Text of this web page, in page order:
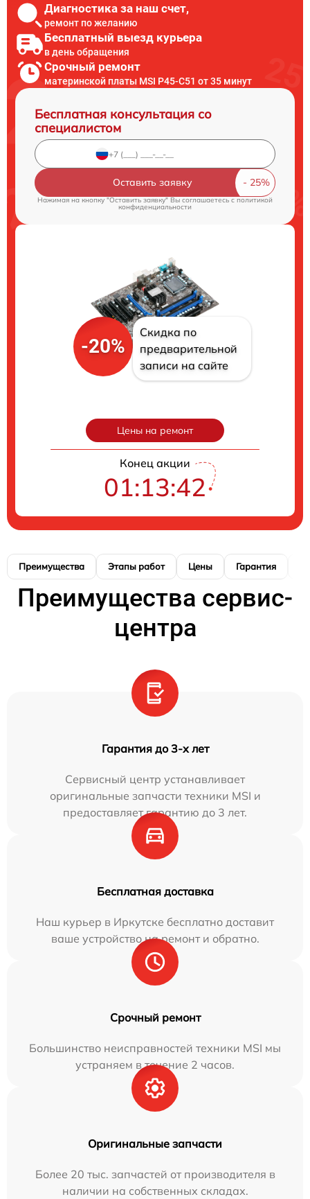
Диагностика за наш счет,
ремонт по желанию
Бесплатный выезд курьера
в день обращения
Срочный ремонт
материнской платы MSI P45-C51 от 35 минут
Бесплатная консультация со
специалистом
Оставить заявку
Нажимая на кнопку "Оставить заявку" Вы соглашаетесь cполитикой
конфиденциальности
-20%
Скидка по
предварительной
записи на сайте
Цены на ремонт
Конец акции
01:13:41
Преимущества Этапы работ Цены Гарантия
Преимущества сервис-
центра
Гарантия до 3-х лет
Сервисный центр устанавливает
оригинальные запчасти техники MSI и
предоставляет гарантию до 3 лет.
Бесплатная доставка
Наш курьер в Иркутске бесплатно доставит
ваше устройство на ремонт и обратно.
Срочный ремонт
Большинство неисправностей техники MSI мы
устраняем в течение 2 часов.
Оригинальные запчасти
Более 20 тыс. запчастей от производителя в
наличии на собственных складах.